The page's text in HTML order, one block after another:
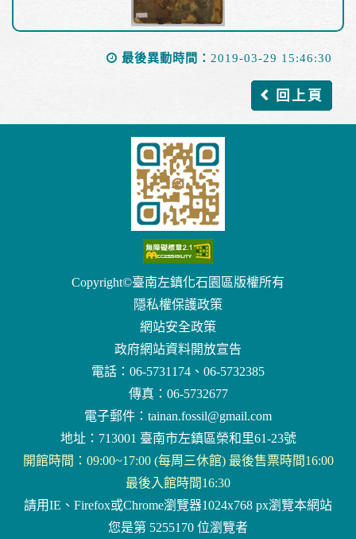
最後異動時間： 2019-03-29 15:46:30
回上頁
Copyright©臺南左鎮化石園區版權所有
隱私權保護政策
網站安全政策
政府網站資料開放宣告
電話：06-5731174、06-5732385
傳真：06-5732677
電子郵件： tainan.fossil@gmail.com
地址：713001 臺南市左鎮區榮和里61-23號
開館時間：09:00~17:00 (每周三休館) 最後售票時間16:00
最後入館時間16:30
請用IE、Firefox或Chrome瀏覽器1024x768 px瀏覽本網站
您是第 5255170 位瀏覽者